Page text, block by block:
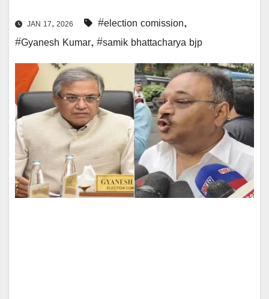
JAN 17, 2026 #election comission,
#Gyanesh Kumar, #samik bhattacharya bjp